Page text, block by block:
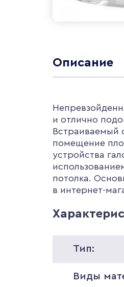
Описание
и отлично
Встраиваемый
помещение
устройства
потолка.
в интернет-
Тип:
Виды